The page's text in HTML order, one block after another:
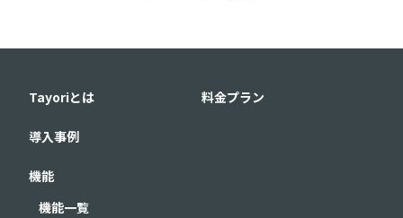
Tayoriとは 料金プラン
導入事例
機能
機能一覧